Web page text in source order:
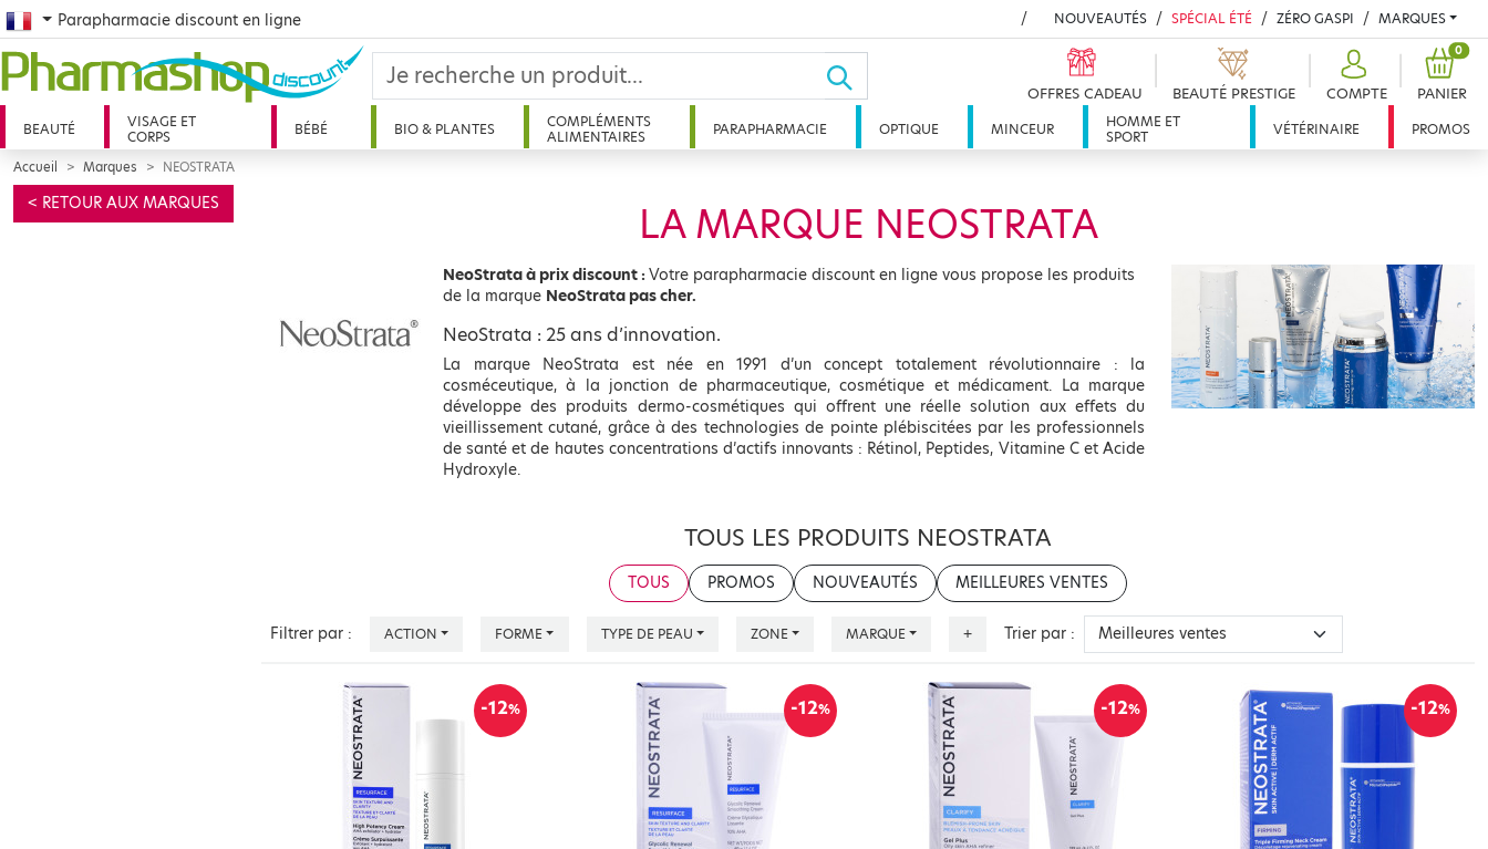
French
Parapharmacie discount en ligne NOUVEAUTÉS SPÉCIAL ÉTÉ ZÉRO GASPI MARQUES
OFFRES CADEAU BEAUTÉ PRESTIGE COMPTE PANIER
0
BEAUTÉ
VISAGE ET
CORPS
BÉBÉ BIO & PLANTES
COMPLÉMENTS
ALIMENTAIRES
PARAPHARMACIE OPTIQUE MINCEUR
HOMME ET
SPORT
VÉTÉRINAIRE PROMOS
Accueil Marques NEOSTRATA
< RETOUR AUX MARQUES LA MARQUE NEOSTRATA
NeoStrata à prix discount : Votre parapharmacie discount en ligne vous propose les produits
de la marque NeoStrata pas cher.
NeoStrata : 25 ans d’innovation.
La marque NeoStrata est née en 1991 d’un concept totalement révolutionnaire : la
cosméceutique, à la jonction de pharmaceutique, cosmétique et médicament. La marque
développe des produits dermo-cosmétiques qui offrent une réelle solution aux effets du
vieillissement cutané, grâce à des technologies de pointe plébiscitées par les professionnels
de santé et de hautes concentrations d’actifs innovants : Rétinol, Peptides, Vitamine C et Acide
Hydroxyle.
TOUS LES PRODUITS NEOSTRATA
TOUS PROMOS NOUVEAUTÉS MEILLEURES VENTES
Filtrer par : ACTION FORME TYPE DE PEAU ZONE MARQUE + Trier par :
-12% -12% -12% -12%